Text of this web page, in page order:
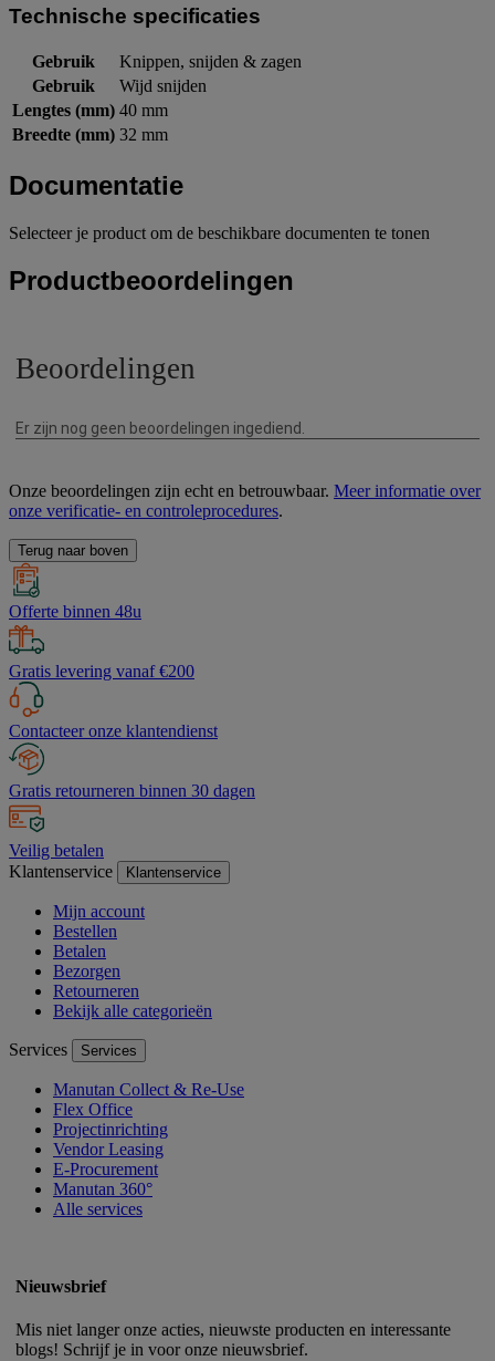
Technische specificaties
Gebruik
Knippen, snijden & zagen
Gebruik
Wijd snijden
Lengtes (mm) 40 mm
Breedte (mm) 32 mm
Documentatie
Selecteer je product om de beschikbare documenten te tonen
Productbeoordelingen
Onze beoordelingen zijn echt en betrouwbaar. Meer informatie over
onze verificatie- en controleprocedures.
Terug naar boven
Offerte binnen 48u
Gratis levering vanaf €200
Contacteer onze klantendienst
Gratis retourneren binnen 30 dagen
Veilig betalen
Klantenservice
Klantenservice
Mijn account
Bestellen
Betalen
Bezorgen
Retourneren
Bekijk alle categorieën
Services Services
Manutan Collect & Re-Use
Flex Office
Projectinrichting
Vendor Leasing
E-Procurement
Manutan 360°
Alle services
Nieuwsbrief
Mis niet langer onze acties, nieuwste producten en interessante
blogs! Schrijf je in voor onze nieuwsbrief.